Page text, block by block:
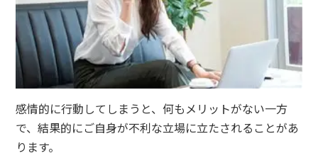
感情的に行動してしまうと、何もメリットがない一方
で、結果的にご自身が不利な立場に立たされることがあ
ります。